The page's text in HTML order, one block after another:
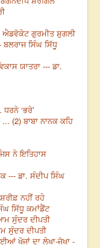
ਐਡਵੋਕੇਟ ਗੁਰਮੀਤ ਸ਼ੁਗਲੀ
ਸਿੰਘ ਸਿੱਧੂ
ਯਾਤਰਾ --- ਡਾ.
‘ਭਰੇ’
(2) ਬਾਬਾ ਨਾਨਕ ਕਹਿ
ਨੇ ਇਤਿਹਾਸ
--- ਡਾ. ਸੰਦੀਪ ਸਿੰਘ
ਨਹੀਂ ਰਹੇ
ਸਿੱਧੂ ਕਮਾਂਡੈਂਟ
ਸੁੰਦਰ ਦੀਪਤੀ
ਸੁੰਦਰ ਦੀਪਤੀ
ਖੋਜਾਂ ਦਾ ਲੇਖਾ-ਜੋਖਾ -